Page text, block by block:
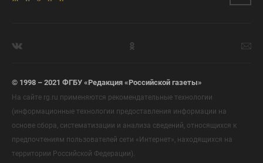
© 1998 – 2021 ФГБУ «Редакция «Российской газеты»
На сайте rg.ru применяются рекомендательные технологии
(информационные технологии предоставления информации на
основе сбора, систематизации и анализа сведений, относящихся к
предпочтениям пользователей сети «Интернет», находящихся на
территории Российской Федерации).